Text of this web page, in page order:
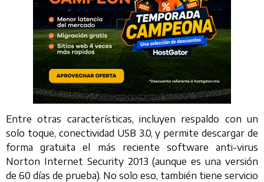
Entre otras características, incluyen respaldo con un
solo toque, conectividad USB 3.0, y permite descargar de
forma gratuita el más reciente software anti-virus
Norton Internet Security 2013 (aunque es una versión
de 60 días de prueba). No solo eso, también tiene servicio